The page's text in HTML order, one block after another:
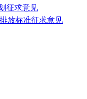
征求意见
放标准征求意见